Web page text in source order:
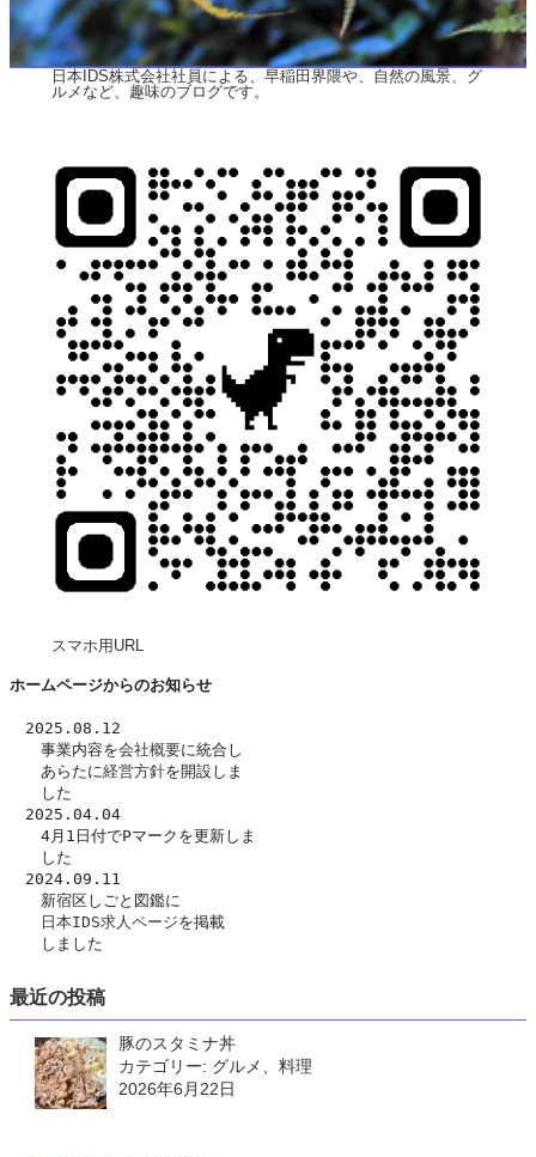
日本IDS株式会社社員による、早稲田界隈や、自然の風景、グ
ルメなど、趣味のブログです。
スマホ用URL
ホームページからのお知らせ
2025.08.12
事業内容を会社概要に統合し
あらたに経営方針を開設しま
した
2025.04.04
4月1日付でPマークを更新しま
した
2024.09.11
新宿区しごと図鑑に
日本IDS求人ページを掲載
しました
最近の投稿
豚のスタミナ丼
カテゴリー: グルメ、料理
2026年6月22日